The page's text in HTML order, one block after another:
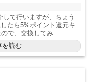
して行いますが、ちょう
たら5%ポイント還元キ
で、交換してみ...
を読む